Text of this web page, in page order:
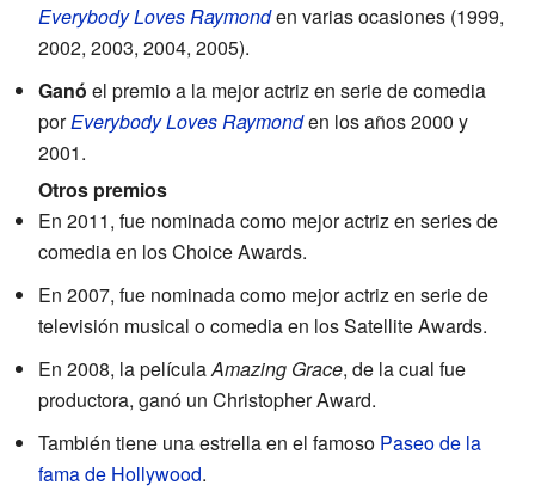
Everybody Loves Raymonden varias ocasiones (1999,
2002, 2003, 2004, 2005).
Ganó el premio a la mejor actriz en serie de comedia
porEverybody Loves Raymonden los años 2000 y
2001.
Otros premios
En 2011, fue nominada como mejor actriz en series de
comedia en los Choice Awards.
En 2007, fue nominada como mejor actriz en serie de
televisión musical o comedia en los Satellite Awards.
En 2008, la películaAmazing Grace, de la cual fue
productora, ganó un Christopher Award.
También tiene una estrella en el famoso Paseo de la
fama de Hollywood.